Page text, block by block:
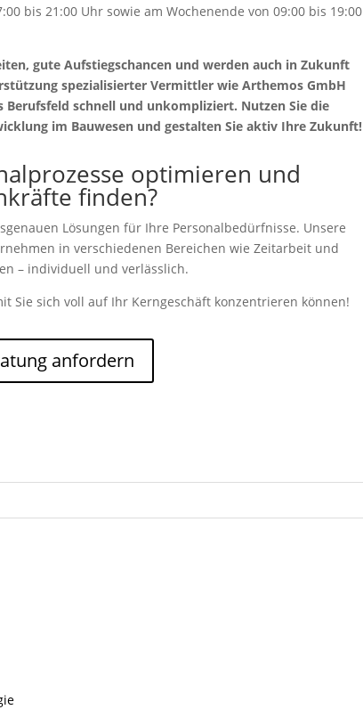
bis 21:00 Uhr sowie am Wochenende von 09:00 bis 19:00
gute Aufstiegschancen und werden auch in Zukunft
spezialisierter Vermittler wie Arthemos GmbH
Berufsfeld schnell und unkompliziert. Nutzen Sie die
im Bauwesen und gestalten Sie aktiv Ihre Zukunft!
optimieren und
finden?
Lösungen für Ihre Personalbedürfnisse. Unsere
in verschiedenen Bereichen wie Zeitarbeit und
– individuell und verlässlich.
Sie sich voll auf Ihr Kerngeschäft konzentrieren können!
anfordern